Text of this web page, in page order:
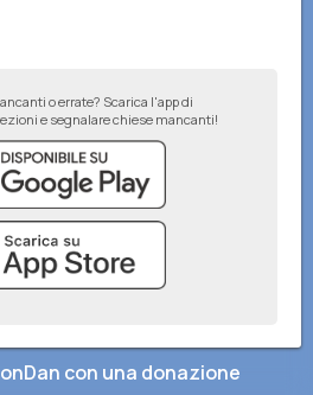
o errate? Scarica l'app di
e segnalare chiese mancanti!
con una donazione